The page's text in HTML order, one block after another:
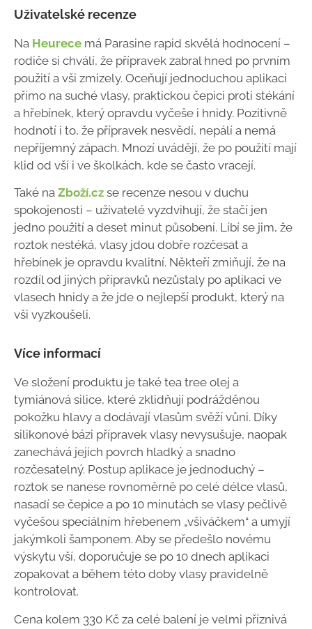
Uživatelské recenze
Na Heurece má Parasine rapid skvělá hodnocení –
rodiče si chválí, že přípravek zabral hned po prvním
použití a vši zmizely. Oceňují jednoduchou aplikaci
přímo na suché vlasy, praktickou čepici proti stékání
a hřebínek, který opravdu vyčeše i hnidy. Pozitivně
hodnotí i to, že přípravek nesvědí, nepálí a nemá
nepříjemný zápach. Mnozí uvádějí, že po použití mají
klid od vší i ve školkách, kde se často vracejí.
Také na Zboží.cz se recenze nesou v duchu
spokojenosti – uživatelé vyzdvihují, že stačí jen
jedno použití a deset minut působení. Líbí se jim, že
roztok nestéká, vlasy jdou dobře rozčesat a
hřebínek je opravdu kvalitní. Někteří zmiňují, že na
rozdíl od jiných přípravků nezůstaly po aplikaci ve
vlasech hnidy a že jde o nejlepší produkt, který na
vši vyzkoušeli.
Více informací
Ve složení produktu je také tea tree olej a
tymiánová silice, které zklidňují podrážděnou
pokožku hlavy a dodávají vlasům svěží vůni. Díky
silikonové bázi přípravek vlasy nevysušuje, naopak
zanechává jejich povrch hladký a snadno
rozčesatelný. Postup aplikace je jednoduchý –
roztok se nanese rovnoměrně po celé délce vlasů,
nasadí se čepice a po 10 minutách se vlasy pečlivě
vyčešou speciálním hřebenem „všiváčkem“ a umyjí
jakýmkoli šamponem. Aby se předešlo novému
výskytu vší, doporučuje se po 10 dnech aplikaci
zopakovat a během této doby vlasy pravidelně
kontrolovat.
Cena kolem 330 Kč za celé balení je velmi příznivá